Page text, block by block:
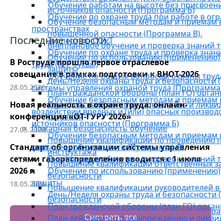
источников опасности (Программа Б)
Обучение безопасным методам и приемам
повышенной опасности (Программа В).
Внеплановое обучение и проверка знаний
Обучение по использованию (применению)
защиты
День/Неделя охраны труда и безопасности
План гражданской обороны (план ГО)
План действий по предупреждению и
ситуаций
Пожарная безопасность обучение
Повышение квалификации по проведению
инструктажа
Повышение квалификации ответственных
безопасности
Повышение квалификации руководителей
безопасности
Дополнительная профессиональная
Обучение работам на высоте без
Обучение по охране труда при работе в
пространствах
Эксперт по СОУТ
Обучение по охране труда и проверка
труда (все буквы)
Обучение по общим вопросам охраны
системы управления охраной труда
Обучение безопасным методам и приемам
воздействии вредных и (или) опасных
источников опасности (Программа Б)
Обучение безопасным методам и приемам
повышенной опасности (Программа В).
Внеплановое обучение и проверка знаний
Обучение по использованию (применению)
защиты
День/Неделя охраны труда и безопасности
План гражданской обороны (план ГО)
План действий по предупреждению и
Последние новости
В Роструде прошло первое отраслевое
совещание в рамках подготовки к ВНОТ-2026
28.05.2026
Новая реальность в охране труда: онлайн-
конференция «ОТ-ГУРУ 2026»
27.05.2026
Стандарт об организации системы управления
сетями газораспределения вводится с 1 июля
2026 г.
18.05.2026
Смотреть все